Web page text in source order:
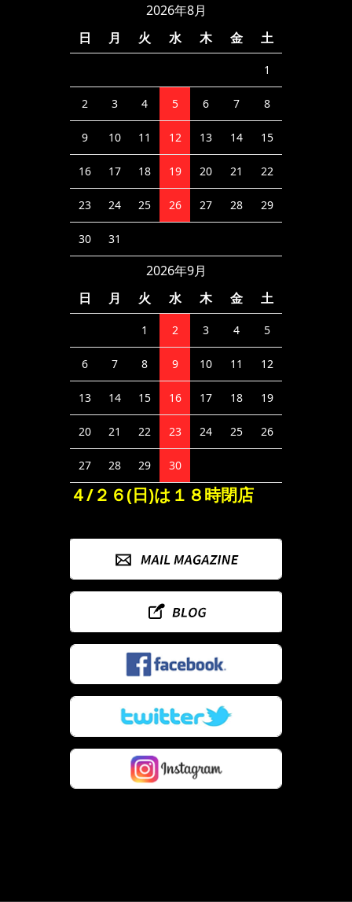
2026年8月
日
月 火 水 木 金 土
1
2 3 4 5 6 7 8
9 10 11 12 13 14 15
16 17 18 19 20 21 22
23 24 25 26 27 28 29
30 31
2026年9月
日
月 火 水 木 金 土
1 2 3 4 5
6 7 8 9 10 11 12
13 14 15 16 17 18 19
20 21 22 23 24 25 26
27 28 29 30
４/２６(日)は１８時閉店